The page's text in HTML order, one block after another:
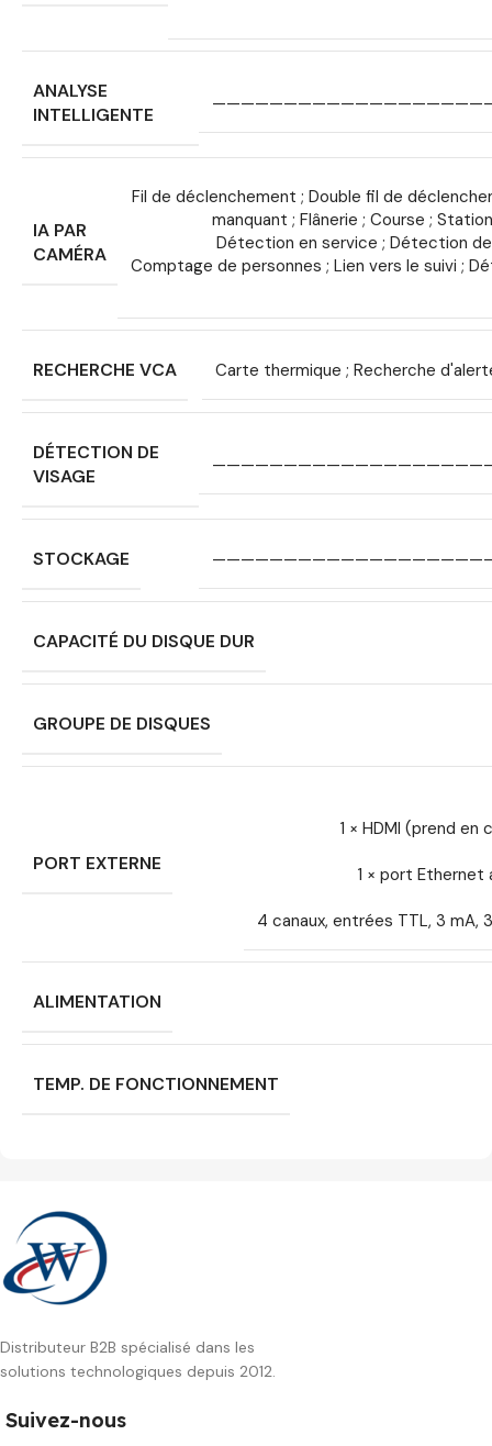
ANALYSE
INTELLIGENTE
IA PAR
CAMÉRA
Fil de déclenchement ; Double fil de
manquant ; Flânerie ; Course ;
Détection en service ; Détection
Comptage de personnes ; Lien vers le suivi ;
RECHERCHE VCA Carte thermique ; Recherche
DÉTECTION DE
VISAGE
STOCKAGE
CAPACITÉ DU DISQUE DUR
GROUPE DE DISQUES
PORT EXTERNE
1 × HDMI (prend
1 × port
4 canaux, entrées TTL, 3 mA,
ALIMENTATION
TEMP. DE FONCTIONNEMENT
Distributeur B2B spécialisé dans les
solutions technologiques depuis 2012.
Suivez-nous